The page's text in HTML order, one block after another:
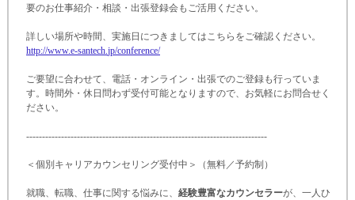
要のお仕事紹介・相談・出張登録会もご活用ください。
詳しい場所や時間、実施日につきましてはこちらをご確認ください。
http://www.e-santech. jp/conference/
ご要望に合わせて、電話・オンライン・出張でのご登録も行っていま
す。時間外・休日問わず受付可能となりますので、お気軽にお問合せく
ださい。
----------------------------------------------------------------------------
＜個別キャリアカウンセリング受付中＞（無料／予約制）
就職、転職、仕事に関する悩みに、 経験豊富なカウンセラーが、一人ひ